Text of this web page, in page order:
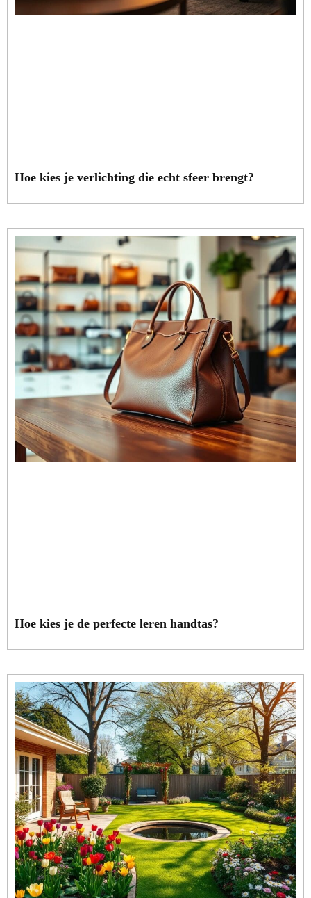
Hoe kies je verlichting die echt sfeer brengt?
Hoe kies je de perfecte leren handtas?